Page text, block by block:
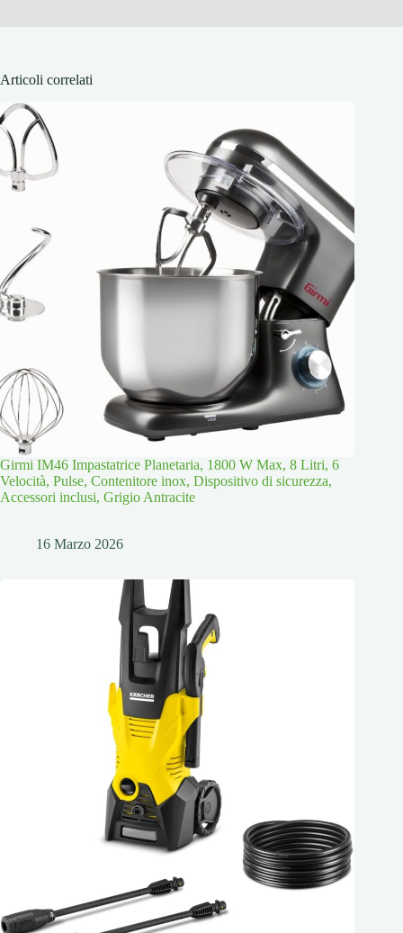
Articoli correlati
Girmi IM46 Impastatrice Planetaria, 1800 W Max, 8 Litri, 6
Velocità, Pulse, Contenitore inox, Dispositivo di sicurezza,
Accessori inclusi, Grigio Antracite
16 Marzo 2026